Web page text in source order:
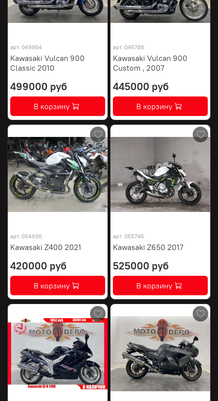
арт. 049954
Kawasaki Vulcan 900
Classic 2010
499000 руб
В корзину
арт. 045788
Kawasaki Vulcan 900
Custom , 2007
445000 руб
В корзину
арт. 054936
Kawasaki Z400 2021
420000 руб
В корзину
арт. 055746
Kawasaki Z650 2017
525000 руб
В корзину